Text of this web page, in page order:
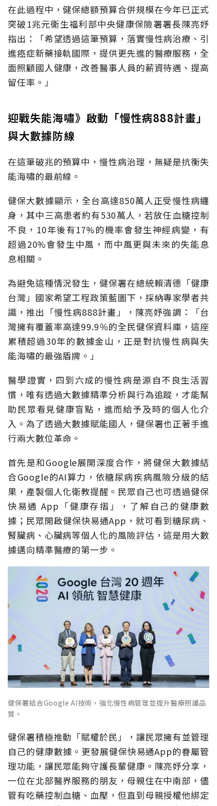
在此過程中，健保總額預算合併規模在今年已正式
突破1兆元衛生福利部中央健康保險署署長陳亮妤
指出：「希望透過這筆預算，落實慢性病治療、引
進癌症新藥接軌國際，提供更先進的醫療服務，全
面照顧國人健康，改善醫事人員的薪資待遇、提高
留任率。」
迎戰失能海嘯》啟動「慢性病888計畫」
與大數據防線
在這筆破兆的預算中，慢性病治理，無疑是抗衡失
能海嘯的最前線。
健保大數據顯示，全台高達850萬人正受慢性病纏
身，其中三高患者約有530萬人，若放任血糖控制
不良，10年後有17%的機率會發生神經病變，有
超過20%會發生中風，而中風更與未來的失能息
息相關。
為避免這種情況發生，健保署在總統賴清德「健康
台灣」國家希望工程政策藍圖下，採納專家學者共
識，推出「慢性病888計畫」，陳亮妤強調：「台
灣擁有覆蓋率高達99.9％的全民健保資料庫，這座
累積超過30年的數據金山，正是對抗慢性病與失
能海嘯的最強盾牌。」
醫學證實，四到六成的慢性病是源自不良生活習
慣，唯有透過大數據精準分析與行為追蹤，才能幫
助民眾看見健康盲點，進而給予及時的個人化介
入。為了透過大數據賦能國人，健保署也正著手進
行兩大數位革命。
首先是和Google展開深度合作，將健保大數據結
合Google的AI算力，依糖尿病疾病風險分級的結
果，產製個人化衛教提醒。民眾自己也可透過健保
快易通 App「健康存摺」，了解自己的健康數
據；民眾開啟健保快易通App，就可看到糖尿病、
腎臟病、心臟病等個人化的風險評估，這是用大數
據邁向精準醫療的第一步。
健保署結合Google AI技術，強化慢性病管理並提升醫療照護品
質。
健保署積極推動「賦權於民」，讓民眾擁有並管理
自己的健康數據。更發展健保快易通App的眷屬管
理功能，讓民眾能夠守護長輩健康。陳亮妤分享，
一位在北部醫界服務的朋友，母親住在中南部，儘
管有吃藥控制血糖、血壓，但直到母親授權他綁定